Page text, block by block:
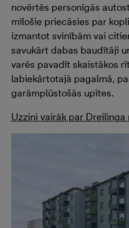
novērtēs personīgās
mīlošie priecāsies par
izmantot svinībām vai
savukārt dabas baudītāji
varēs pavadīt skaistākos
labiekārtotajā pagalmā,
garāmplūstošās upītes.
Uzzini vairāk par Dreilinga